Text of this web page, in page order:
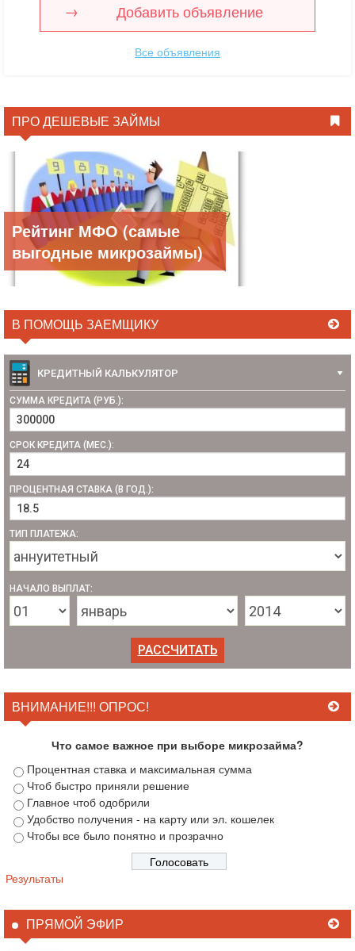
Добавить объявление
Все объявления
ПРО ДЕШЕВЫЕ ЗАЙМЫ
Рейтинг МФО (самые
выгодные микрозаймы)
В ПОМОЩЬ ЗАЕМЩИКУ
КРЕДИТНЫЙ КАЛЬКУЛЯТОР
СУММА КРЕДИТА (РУБ.):
СРОК КРЕДИТА (МЕС.):
ПРОЦЕНТНАЯ СТАВКА (В ГОД.):
ТИП ПЛАТЕЖА:
НАЧАЛО ВЫПЛАТ:
ВНИМАНИЕ!!! ОПРОС!
Что самое важное при выборе микрозайма?
Процентная ставка и максимальная сумма
Чтоб быстро приняли решение
Главное чтоб одобрили
Удобство получения - на карту или эл. кошелек
Чтобы все было понятно и прозрачно
Результаты
ПРЯМОЙ ЭФИР